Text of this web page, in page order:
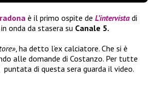
è il primo ospite de L’intervista di
, in onda da stasera su Canale 5.
, ha detto l’ex calciatore. Che si è
alle domande di Costanzo. Per tutte
di questa sera guarda il video.